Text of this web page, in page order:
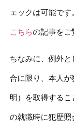
ェックは可能です。
こちらの記事をご
ちなみに、例外
合に限り、本人
明）を取得する
の就職時に犯歴